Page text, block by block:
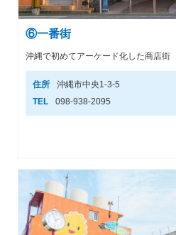
⑥一番街
沖縄で初めてアーケード化した商店街
住所
沖縄市中央1-3-5
TEL
098-938-2095